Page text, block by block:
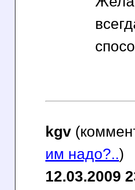
kgv
им надо?..)
12.03.2009